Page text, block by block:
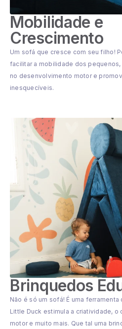
Mobilidade e
Crescimento
Um sofá que cresce com seu filho!
facilitar a mobilidade dos pequenos,
no desenvolvimento motor e
inesquecíveis.
Brinquedos
Não é só um sofá! É uma
Little Duck estimula a criatividade, o
motor e muito mais. Que tal uma